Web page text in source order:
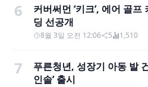
6
커버써먼 ‘키크’, 에어 골
딩 선공개
8월 3일 오전 12:06 5 1,510
7
푸른청년, 성장기 아동 발
인솔’ 출시